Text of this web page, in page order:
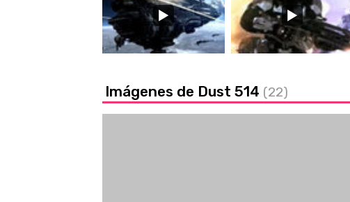
Imágenes de Dust 514 (22)